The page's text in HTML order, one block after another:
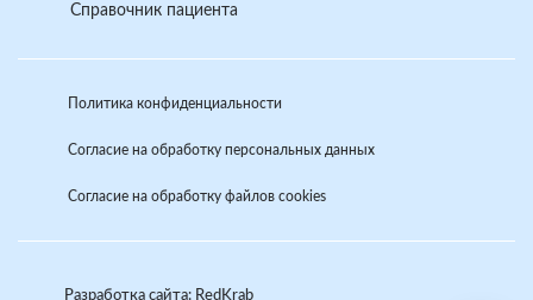
Справочник пациента
Разработка сайта: RedKrab
Политика конфиденциальности
Согласие на обработку персональных данных
Согласие на обработку файлов cookies